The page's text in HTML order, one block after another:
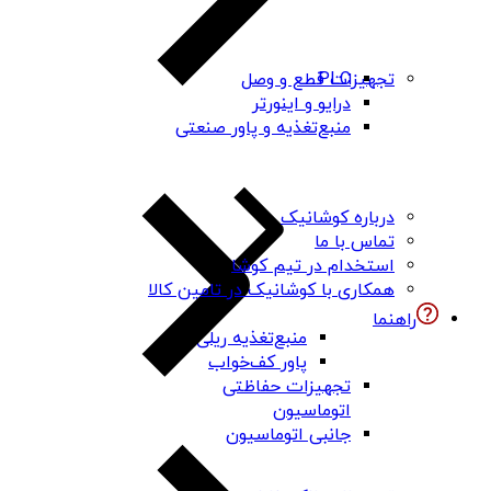
PLC
درایو و اینورتر
منبع‌تغذیه و پاور صنعتی
منبع‌تغذیه ریلی
پاور کف‌خواب
تجهیزات حفاظتی
اتوماسیون
جانبی اتوماسیون
تجهیزات قطع و وصل
درباره کوشانیک
تماس با ما
استخدام در تیم کوشا
همکاری با کوشانیک در تامین کالا
راهنما